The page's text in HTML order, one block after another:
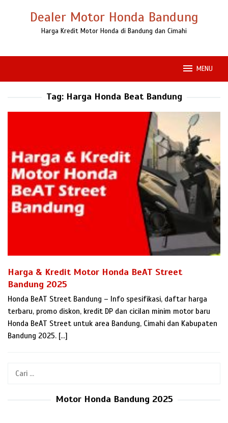
Dealer Motor Honda Bandung
Harga Kredit Motor Honda di Bandung dan Cimahi
MENU
Tag: Harga Honda Beat Bandung
Harga & Kredit Motor Honda BeAT Street
Bandung 2025
Honda BeAT Street Bandung – Info spesifikasi, daftar harga
terbaru, promo diskon, kredit DP dan cicilan minim motor baru
Honda BeAT Street untuk area Bandung, Cimahi dan Kabupaten
Bandung 2025. […]
Cari
Motor Honda Bandung 2025